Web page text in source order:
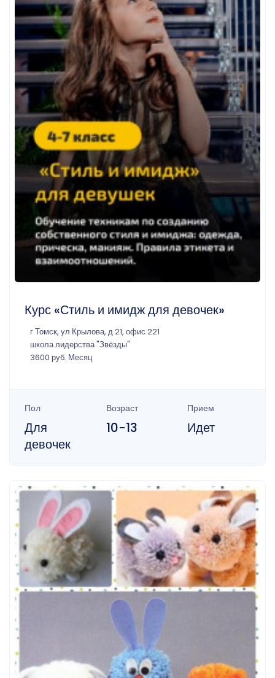
Курс «Стиль и имидж для девочек»
г Томск, ул Крылова, д 21, офис 221
школа лидерства "Звёзды"
3600 руб. Месяц
Пол
Для
девочек
Возраст
10-13
Прием
Идет